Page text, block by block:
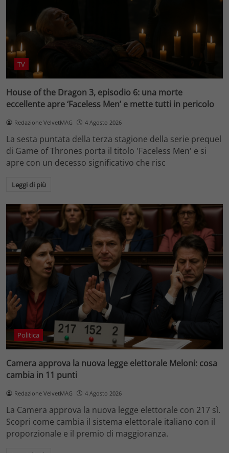
TV
House of the Dragon 3, episodio 6: una morte
eccellente apre ‘Faceless Men’ e mette tutti in pericolo
Redazione VelvetMAG 4 Agosto 2026
La sesta puntata della terza stagione della serie prequel
di Game of Thrones porta il titolo 'Faceless Men' e si
apre con un decesso significativo che risc
Leggi di più
Politica
Camera approva la nuova legge elettorale Meloni: cosa
cambia in 11 punti
Redazione VelvetMAG 4 Agosto 2026
La Camera approva la nuova legge elettorale con 217 sì.
Scopri come cambia il sistema elettorale italiano con il
proporzionale e il premio di maggioranza.